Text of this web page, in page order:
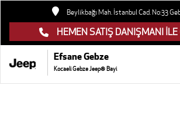
Beylikbağı Mah. İstanbul Cad. No:33
HEMEN SATIŞ DANIŞMANI
Efsane Gebze
Kocaeli Gebze Jeep® Bayi